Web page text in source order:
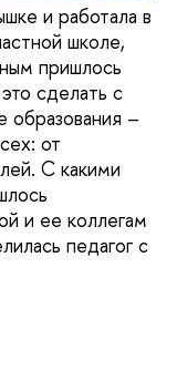
и работала в
школе,
пришлось
сделать с
образования –
от
С какими
и ее коллегам
педагог с